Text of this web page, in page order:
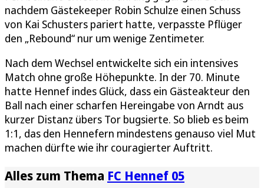
nachdem Gästekeeper Robin Schulze einen Schuss
von Kai Schusters pariert hatte, verpasste Pflüger
den „Rebound“ nur um wenige Zentimeter.
Nach dem Wechsel entwickelte sich ein intensives
Match ohne große Höhepunkte. In der 70. Minute
hatte Hennef indes Glück, dass ein Gästeakteur den
Ball nach einer scharfen Hereingabe von Arndt aus
kurzer Distanz übers Tor bugsierte. So blieb es beim
1:1, das den Hennefern mindestens genauso viel Mut
machen dürfte wie ihr couragierter Auftritt.
Alles zum Thema FC Hennef 05